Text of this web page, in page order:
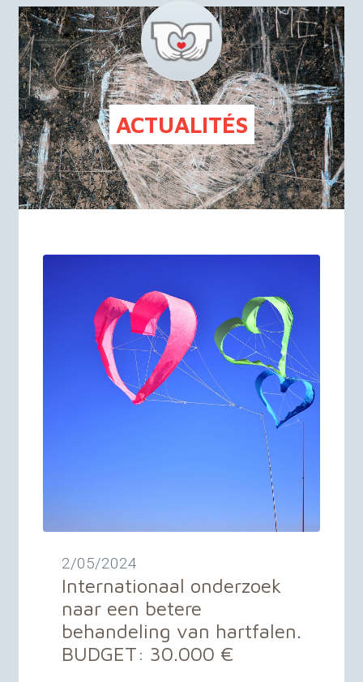
FR NL
ACTUALITÉS
2/05/2024
Internationaal onderzoek
naar een betere
behandeling van hartfalen.
BUDGET: 30.000 €